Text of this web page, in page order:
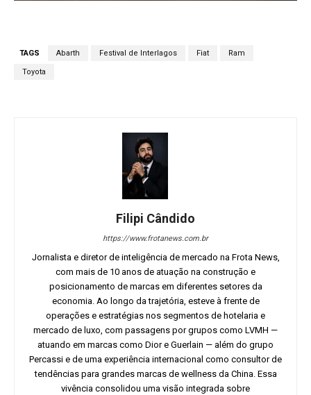
TAGS Abarth Festival de Interlagos Fiat Ram
Toyota
Filipi Cândido
https://www.frotanews.com.br
Jornalista e diretor de inteligência de mercado na Frota News,
com mais de 10 anos de atuação na construção e
posicionamento de marcas em diferentes setores da
economia. Ao longo da trajetória, esteve à frente de
operações e estratégias nos segmentos de hotelaria e
mercado de luxo, com passagens por grupos como LVMH —
atuando em marcas como Dior e Guerlain — além do grupo
Percassi e de uma experiência internacional como consultor de
tendências para grandes marcas de wellness da China. Essa
vivência consolidou uma visão integrada sobre